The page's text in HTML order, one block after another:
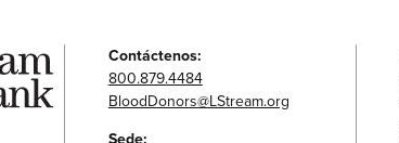
Contáctenos:
800.879.4484
BloodDonors@LStream.org